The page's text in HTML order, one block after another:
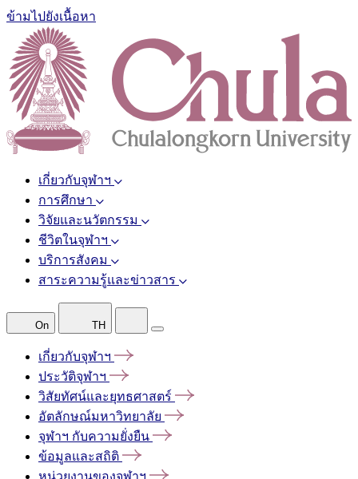
ข้ามไปยังเนื้อหา
เกี่ยวกับจุฬาฯ
การศึกษา
วิจัยและนวัตกรรม
ชีวิตในจุฬาฯ
บริการสังคม
สาระความรู้และข่าวสาร
On TH
เกี่ยวกับจุฬาฯ
ประวัติจุฬาฯ
วิสัยทัศน์และยุทธศาสตร์
อัตลักษณ์มหาวิทยาลัย
จุฬาฯ กับความยั่งยืน
ข้อมูลและสถิติ
หน่วยงานของจุฬาฯ